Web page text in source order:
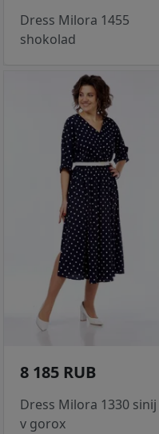
Dress Milora 1455
shokolad
8 185 RUB
Dress Milora 1330 sinij
v gorox